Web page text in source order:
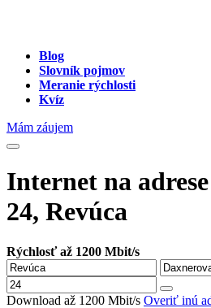
Blog
Slovník pojmov
Meranie rýchlosti
Kvíz
Mám záujem
Internet na
24, Revúca
Rýchlosť až 1200 Mbit/s
Download až 1200 Mbit/s Overiť inú